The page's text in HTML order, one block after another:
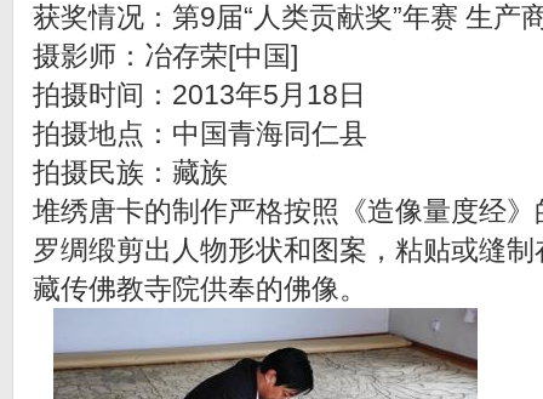
获奖情况：第9届“人类贡献奖”年赛 生产
摄影师：冶存荣[中国]
拍摄时间：2013年5月18日
拍摄地点：中国青海同仁县
拍摄民族：藏族
堆绣唐卡的制作严格按照《造像量度经
罗绸缎剪出人物形状和图案，粘贴或缝
藏传佛教寺院供奉的佛像。